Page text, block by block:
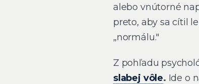
alebo vnútorné
preto, aby sa cítil
„normálu."
Z pohľadu
slabej vôle. Ide o